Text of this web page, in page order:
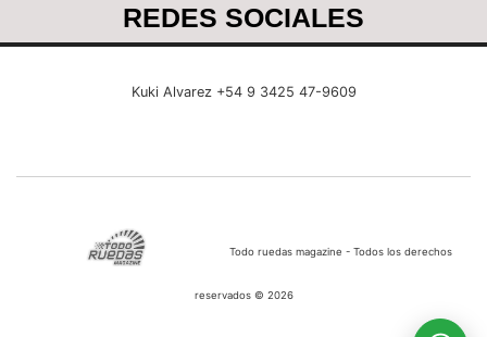
REDES SOCIALES
Kuki Alvarez +54 9 3425 47-9609
Todo ruedas magazine - Todos los derechos
reservados © 2026